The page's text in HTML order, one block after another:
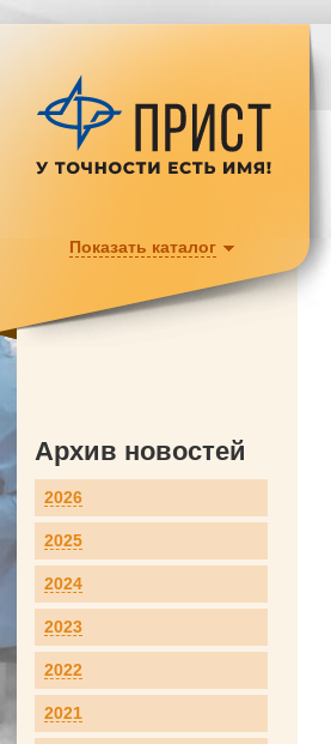
Показать каталог
Архив новостей
2026
2025
2024
2023
2022
2021